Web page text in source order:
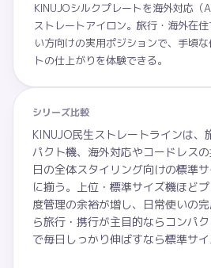
KINUJOシルクプレートを海外対応
ストレートアイロン。旅行・海外在
い方向けの実用ポジションで、手頃
トの仕上がりを体験できる。
シリーズ比較
KINUJO民生ストレートラインは、
パクト機、海外対応やコードレス
日の全体スタイリング向けの標準
に揃う。上位・標準サイズ機ほど
度管理の余裕が増し、日常使いの
ら旅行・携行が主目的ならコンパ
で毎日しっかり伸ばすなら標準サイ